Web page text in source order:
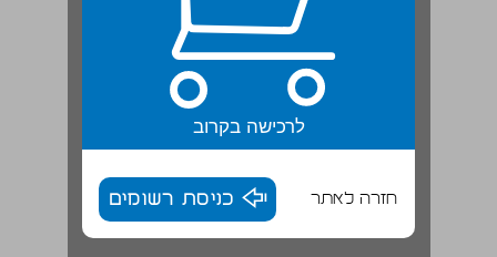
לרכישה בקרוב
חזרה לאתר כניסת רשומים